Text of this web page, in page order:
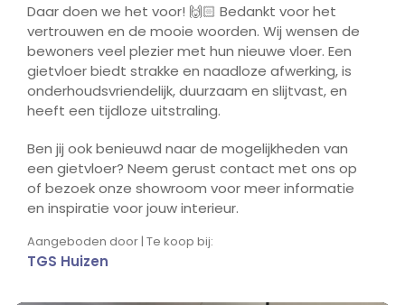
Daar doen we het voor! 🙌🏻 Bedankt voor het
vertrouwen en de mooie woorden. Wij wensen de
bewoners veel plezier met hun nieuwe vloer. Een
gietvloer biedt strakke en naadloze afwerking, is
onderhoudsvriendelijk, duurzaam en slijtvast, en
heeft een tijdloze uitstraling.
Ben jij ook benieuwd naar de mogelijkheden van
een gietvloer? Neem gerust contact met ons op
of bezoek onze showroom voor meer informatie
en inspiratie voor jouw interieur.
Aangeboden door | Te koop bij:
TGS Huizen